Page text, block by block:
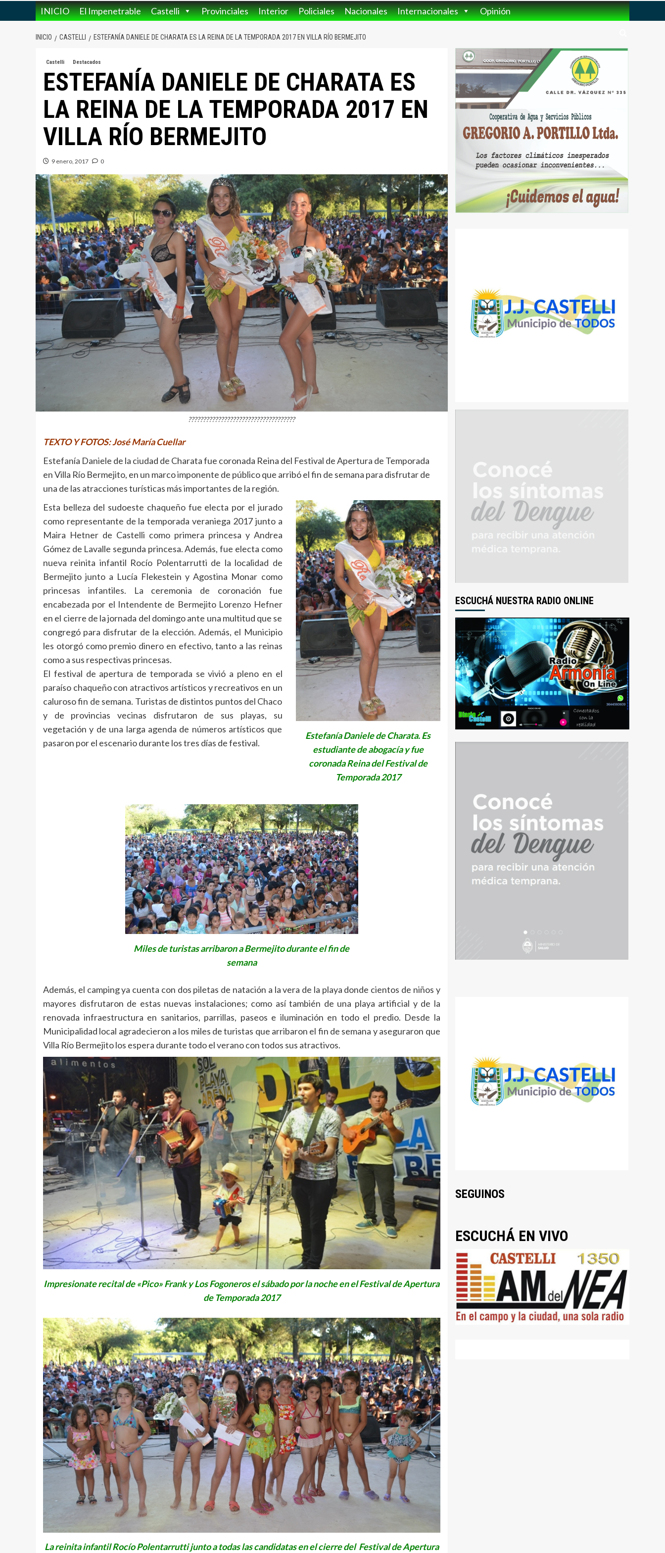
INICIO El Impenetrable Castelli Provinciales Interior Policiales Nacionales Internacionales Opinión
INICIO CASTELLI ESTEFANÍA DANIELE DE CHARATA ES LA REINA DE LA TEMPORADA 2017 EN VILLA RÍO BERMEJITO
Castelli Destacados
ESTEFANÍA DANIELE DE CHARATA ES
LA REINA DE LA TEMPORADA 2017 EN
VILLA RÍO BERMEJITO
9 enero, 2017 0
????????????????????????????????????
TEXTO Y FOTOS: José María Cuellar
Estefanía Daniele de la ciudad de Charata fue coronada Reina del Festival de Apertura de Temporada
en Villa Río Bermejito, en un marco imponente de público que arribó el fin de semana para disfrutar de
una de las atracciones turísticas más importantes de la región.
Estefanía Daniele de Charata. Es
estudiante de abogacía y fue
coronada Reina del Festival de
Temporada 2017
Esta belleza del sudoeste chaqueño fue electa por el jurado
como representante de la temporada veraniega 2017 junto a
Maira Hetner de Castelli como primera princesa y Andrea
Gómez de Lavalle segunda princesa. Además, fue electa como
nueva reinita infantil Rocío Polentarrutti de la localidad de
Bermejito junto a Lucía Flekestein y Agostina Monar como
princesas infantiles. La ceremonia de coronación fue
encabezada por el Intendente de Bermejito Lorenzo Hefner
en el cierre de la jornada del domingo ante una multitud que se
congregó para disfrutar de la elección. Además, el Municipio
les otorgó como premio dinero en efectivo, tanto a las reinas
como a sus respectivas princesas.
El festival de apertura de temporada se vivió a pleno en el
paraíso chaqueño con atractivos artísticos y recreativos en un
caluroso fin de semana. Turistas de distintos puntos del Chaco
y de provincias vecinas disfrutaron de sus playas, su
vegetación y de una larga agenda de números artísticos que
pasaron por el escenario durante los tres días de festival.
Miles de turistas arribaron a Bermejito durante el fin de
semana
Además, el camping ya cuenta con dos piletas de natación a la vera de la playa donde cientos de niños y
mayores disfrutaron de estas nuevas instalaciones; como así también de una playa artificial y de la
renovada infraestructura en sanitarios, parrillas, paseos e iluminación en todo el predio. Desde la
Municipalidad local agradecieron a los miles de turistas que arribaron el fin de semana y aseguraron que
Villa Río Bermejito los espera durante todo el verano con todos sus atractivos.
Impresionate recital de «Pico» Frank y Los Fogoneros el sábado por la noche en el Festival de Apertura
de Temporada 2017
La reinita infantil Rocío Polentarrutti junto a todas las candidatas en el cierre del Festival de Apertura
ESCUCHÁ NUESTRA RADIO ONLINE
SEGUINOS
ESCUCHÁ EN VIVO